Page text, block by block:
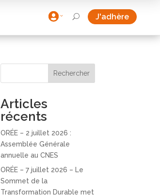
 U J'adhère
Rechercher
Articles
récents
ORÉE – 2 juillet 2026 :
Assemblée Générale
annuelle au CNES
ORÉE – 7 juillet 2026 – Le
Sommet de la
Transformation Durable met